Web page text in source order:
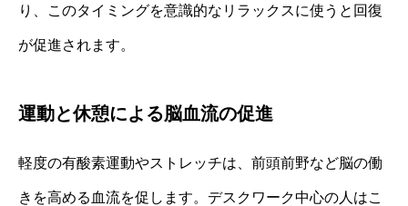
り、このタイミングを意識的なリラックスに使うと回復
が促進されます。
運動と休憩による脳血流の促進
軽度の有酸素運動やストレッチは、前頭前野など脳の働
きを高める血流を促します。デスクワーク中心の人はこ